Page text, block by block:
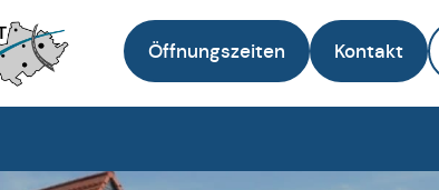
Öffnungszeiten Kontakt